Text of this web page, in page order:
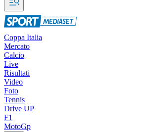
Coppa Italia
Mercato
Calcio
Live
Risultati
Video
Foto
Tennis
Drive UP
F1
MotoGp